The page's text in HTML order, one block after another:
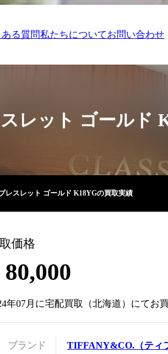
ある質問私たちについてお問い合わせ
レット ゴールド
レスレット ゴールド K18YGの買取実績
価格
80,000
年07月 に宅配買取 （北海道）にてお
ブランド TIFFANY&CO. （ティ